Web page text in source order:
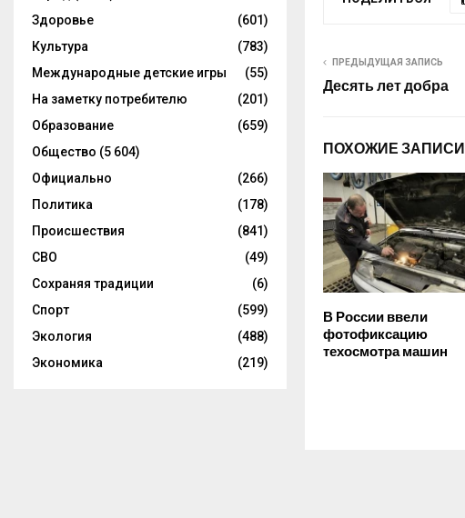
ПРЕДЫДУЩАЯ ЗАПИСЬ
Десять лет добра
ПОХОЖИЕ ЗАПИСИ
В России ввели
фотофиксацию
техосмотра машин
Здоровье
(601)
Культура
(783)
Международные детские игры
(55)
На заметку потребителю
(201)
Образование
(659)
Общество (5 604)
Официально
(266)
Политика
(178)
Происшествия
(841)
СВО
(49)
Сохраняя традиции
(6)
Спорт
(599)
Экология
(488)
Экономика
(219)